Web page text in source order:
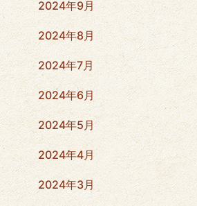
2024年9月
2024年8月
2024年7月
2024年6月
2024年5月
2024年4月
2024年3月